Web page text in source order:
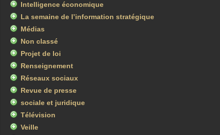
Intelligence économique
La semaine de l’information stratégique
Médias
Non classé
Projet de loi
Renseignement
Réseaux sociaux
Revue de presse
sociale et juridique
Télévision
Veille